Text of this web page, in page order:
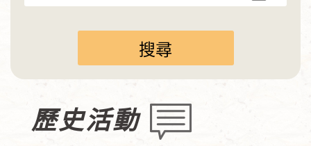
歷史活動